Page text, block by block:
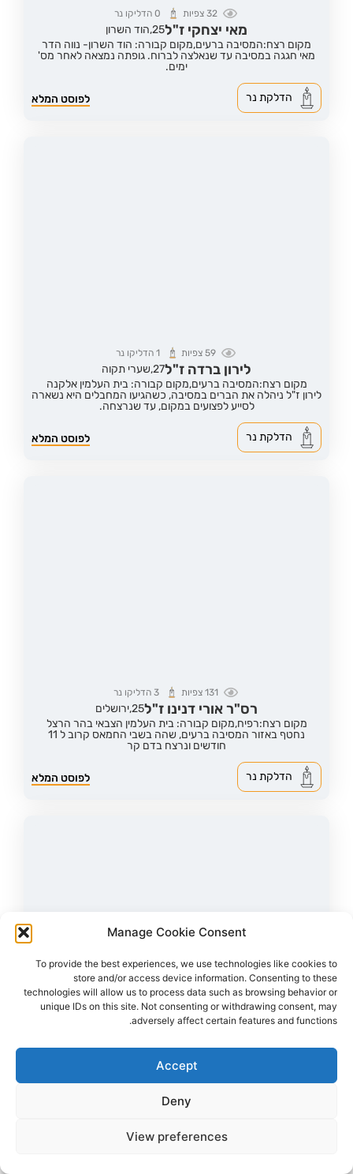
Manage Cookie Consent
To provide the best experiences, we use technologies like cookies to
store and/or access device information. Consenting to these
technologies will allow us to process data such as browsing behavior or
unique IDs on this site. Not consenting or withdrawing consent, may
adversely affect certain features and functions.
Accept
Deny
View preferences
32 צפיות 0הדליקו נר
מאי יצחקי ז"ל25, הוד השרון
מקום רצח:המסיבה ברעים,מקום קבורה: הוד השרון- נווה הדר
מאי חגגה במסיבה עד שנאלצה לברוח. גופתה נמצאה לאחר מס'
ימים.
לפוסט המלא הדלקת נר
59צפיות 1 הדליקו נר
לירון ברדה ז"ל27, שערי תקוה
מקום רצח:המסיבה ברעים,מקום קבורה: בית העלמין אלקנה
לירון ז"ל ניהלה את הברים במסיבה, כשהגיעו המחבלים היא נשארה
לסייע לפצועים במקום, עד שנרצחה.
לפוסט המלא הדלקת נר
131 צפיות 3הדליקו נר
רס"ר אורי דנינו ז"ל25,ירושלים
מקום רצח:רפיח,מקום קבורה: בית העלמין הצבאי בהר הרצל
נחטף באזור המסיבה ברעים, שהה בשבי החמאס קרוב ל 11
חודשים ונרצח בדם קר
לפוסט המלא הדלקת נר
עדן ירושלמי ז"ל24,תל אביב
מקום קבורה: בית עלמין ירקון
נחטפה מאזור המסיבה ברעים ונרצחה בשבי החמאס במנהרה
ברפיח